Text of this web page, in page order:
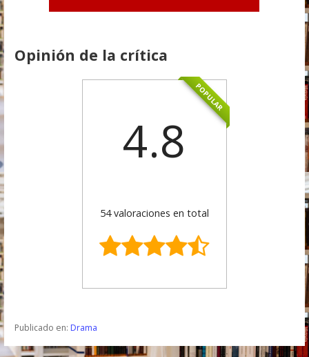
Opinión de la crítica
POPULAR
4.8
54 valoraciones en total
Publicado en: Drama